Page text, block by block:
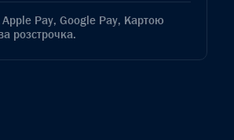
Pay, Google Pay, Картою
розстрочка.